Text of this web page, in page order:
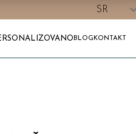
BLOG KONTAKT